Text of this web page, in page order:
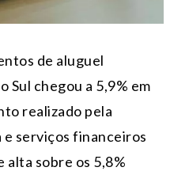
de aluguel
Sul chegou a 5,9% em
realizado pela
serviços financeiros
alta sobre os 5,8%